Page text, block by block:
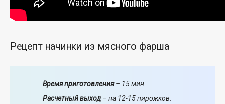
Рецепт начинки из мясного фарша
Время приготовления– 15 мин.
Расчетный выход – на 12-15 пирожков.